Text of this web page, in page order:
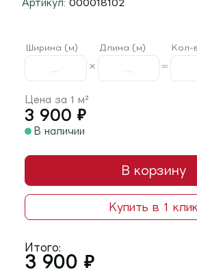
Артикул: 000018102
Ширина (м) Длина (м) Кол-
Цена за 1 м²
3 900 ₽
В наличии
В корзину
Купить в 1 клик
Итого:
3 900 ₽